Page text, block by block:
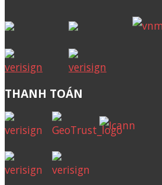
THANH TOÁN